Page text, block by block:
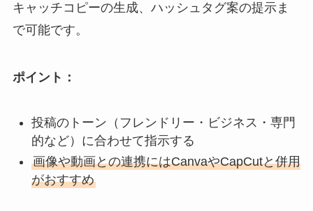
キャッチコピーの生成、ハッシュタグ案の提示ま
で可能です。
ポイント：
投稿のトーン（フレンドリー・ビジネス・専門
的など）に合わせて指示する
画像や動画との連携にはCanvaやCapCutと併用
がおすすめ